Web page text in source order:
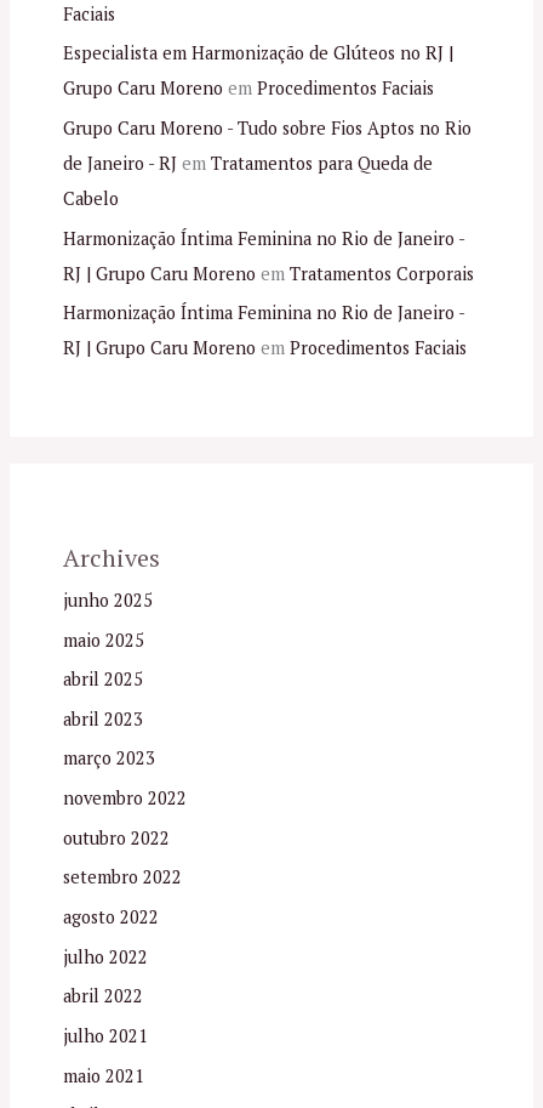
Faciais
Especialista em Harmonização de Glúteos no RJ |
Grupo Caru Moreno em Procedimentos Faciais
Grupo Caru Moreno - Tudo sobre Fios Aptos no Rio
de Janeiro - RJem Tratamentos para Queda de
Cabelo
Harmonização Íntima Feminina no Rio de Janeiro -
RJ | Grupo Caru Moreno em Tratamentos Corporais
Harmonização Íntima Feminina no Rio de Janeiro -
RJ | Grupo Caru Moreno em Procedimentos Faciais
Archives
junho 2025
maio 2025
abril 2025
abril 2023
março 2023
novembro 2022
outubro 2022
setembro 2022
agosto 2022
julho 2022
abril 2022
julho 2021
maio 2021